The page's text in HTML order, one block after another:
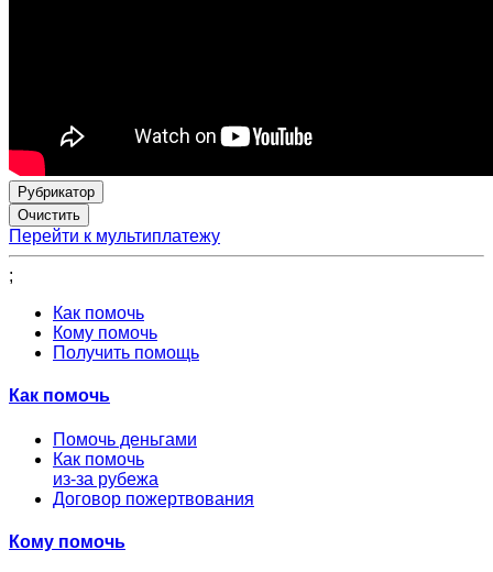
Рубрикатор
Перейти к мультиплатежу
;
Как помочь
Кому помочь
Получить помощь
Как помочь
Помочь деньгами
Как помочь
из-за рубежа
Договор пожертвования
Кому помочь